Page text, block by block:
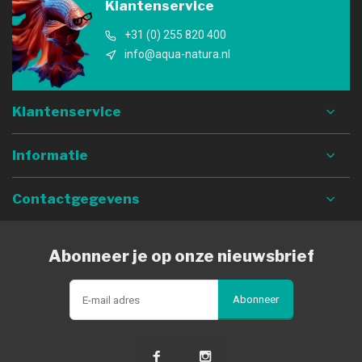
Klantenservice
+31 (0) 255 820 400
info@aqua-natura.nl
Klantenservice
Informatie
Contactgegevens
Abonneer je op onze nieuwsbrief
Abonneer